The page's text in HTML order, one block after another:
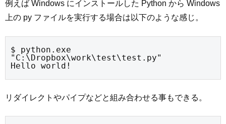
例えば Windows にインストールした Python から Windows
上の py ファイルを実行する場合は以下のような感じ。
$ python.exe
"C:\Dropbox\work\test\test.py"
Hello world!
リダイレクトやパイプなどと組み合わせる事もできる。